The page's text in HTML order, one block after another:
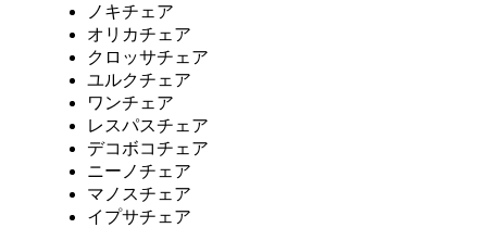
ノキチェア
オリカチェア
クロッサチェア
ユルクチェア
ワンチェア
レスパスチェア
デコボコチェア
ニーノチェア
マノスチェア
イプサチェア